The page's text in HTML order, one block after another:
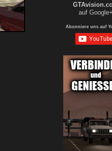
auf Google+
Abonniere uns auf